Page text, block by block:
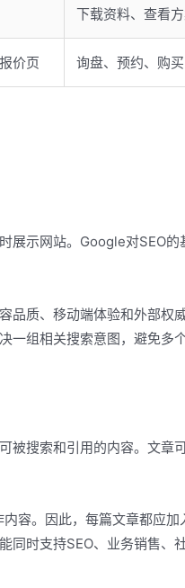
下载资料、查看
价页 询盘、预约、购买
展示网站。Google对SEO的
品质、移动端体验和外部权
一组相关搜索意图，避免多
被搜索和引用的内容。文章
容。因此，每篇文章都应加
同时支持SEO、业务销售、